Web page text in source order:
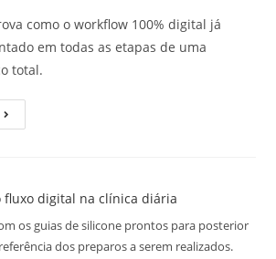
como o workflow 100% digital já
em todas as etapas de uma
total.
os guias de silicone prontos para posterior
dos preparos a serem realizados.